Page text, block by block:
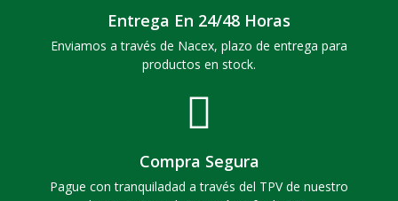
Entrega En 24/48 Horas
Enviamos a través de Nacex, plazo de entrega para
productos en stock.
Compra Segura
Pague con tranquiladad a través del TPV de nuestro